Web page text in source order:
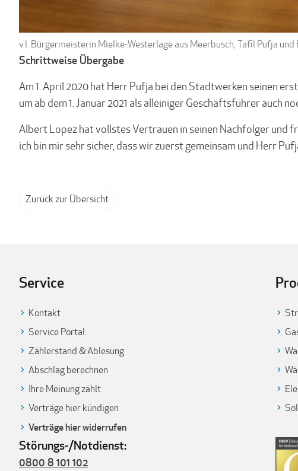
v.l. Bürgermeisterin Mielke-Westerlage aus Meerbusch, Tafil Pufja
Schrittweise Übergabe
Am 1. April 2020 hat Herr Pufja bei den Stadtwerken seinen
um ab dem 1. Januar 2021 als alleiniger Geschäftsführer
Albert Lopez hat vollstes Vertrauen in seinen Nachfolger und
ich bin mir sehr sicher, dass wir zuerst gemeinsam und Herr
Zurück zur Übersicht
Service
Kontakt
Service Portal
Zählerstand & Ablesung
Abschlag berechnen
Ihre Meinung zählt
Verträge hier kündigen
Verträge hier widerrufen
Störungs-/Notdienst:
0800 8 101 102